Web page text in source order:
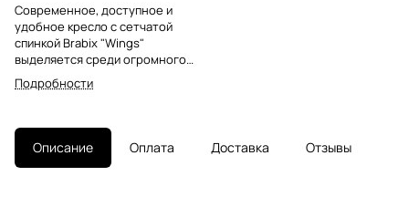
Современное, доступное и
удобное кресло с сетчатой
спинкой Brabix "Wings"
выделяется среди огромного
количества аналогов,
представленных на
конструкция спинки
обеспечивает не только
отличную вентиляцию и отвод
Подробности
Описание Оплата Доставка Отзывы